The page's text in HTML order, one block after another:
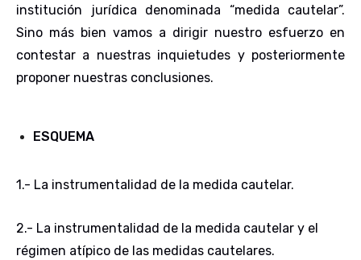
institución jurídica denominada “medida cautelar”.
Sino más bien vamos a dirigir nuestro esfuerzo en
contestar a nuestras inquietudes y posteriormente
proponer nuestras conclusiones.
ESQUEMA
1.- La instrumentalidad de la medida cautelar.
2.- La instrumentalidad de la medida cautelar y el
régimen atípico de las medidas cautelares.